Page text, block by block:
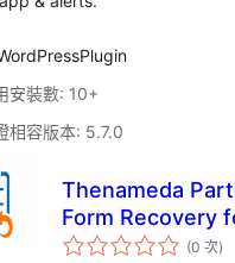
安裝數: 10+
相容版本: 5.7.0
Thenameda
Form Recovery
WPForms
(0 次評
分)